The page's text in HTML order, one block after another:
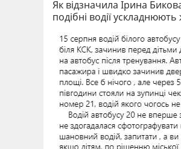
Як відзначила Ірина
подібні водії ускладнюють